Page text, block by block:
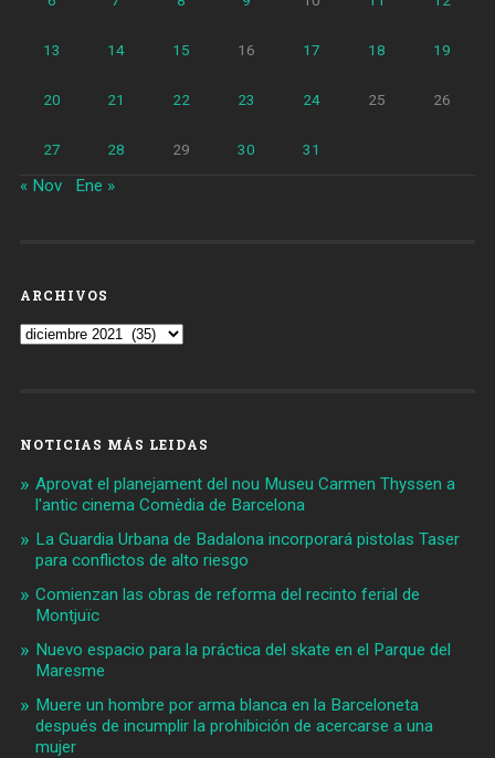
13 14 15 16 17 18 19
20 21 22 23 24 25 26
27 28 29 30 31
« Nov Ene »
ARCHIVOS
Archivos
NOTICIAS MÁS LEIDAS
Aprovat el planejament del nou Museu Carmen Thyssen a
l'antic cinema Comèdia de Barcelona
La Guardia Urbana de Badalona incorporará pistolas Taser
para conflictos de alto riesgo
Comienzan las obras de reforma del recinto ferial de
Montjuïc
Nuevo espacio para la práctica del skate en el Parque del
Maresme
Muere un hombre por arma blanca en la Barceloneta
después de incumplir la prohibición de acercarse a una
mujer